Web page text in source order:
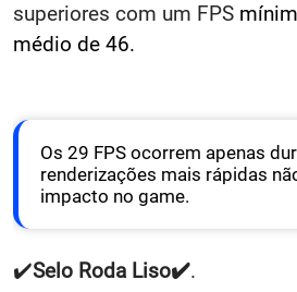
superiores com um FPS
médio de 46.
Os 29 FPS ocorrem apenas
renderizações mais rápidas
impacto no game.
✔️Selo Roda Liso✔️.